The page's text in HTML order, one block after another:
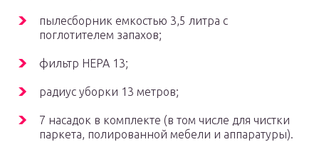
пылесборник емкостью 3,5 литра с
поглотителем запахов;
фильтр HEPA 13;
радиус уборки 13 метров;
7 насадок в комплекте (в том числе для чистки
паркета, полированной мебели и аппаратуры).